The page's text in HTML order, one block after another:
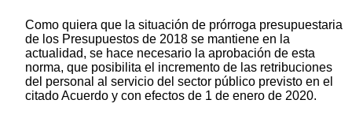
Como quiera que la situación de prórroga presupuestaria
de los Presupuestos de 2018 se mantiene en la
actualidad, se hace necesario la aprobación de esta
norma, que posibilita el incremento de las retribuciones
del personal al servicio del sector público previsto en el
citado Acuerdo y con efectos de 1 de enero de 2020.